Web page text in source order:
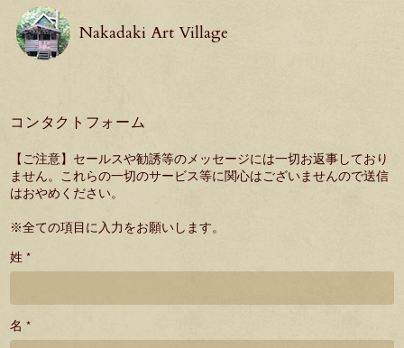
Nakadaki Art Village
コンタクトフォーム
【ご注意】セールスや勧誘等のメッセージには一切お返事しており
ません。これらの一切のサービス等に関心はございませんので送信
はおやめください。
※全ての項目に入力をお願いします。
姓 *
名 *